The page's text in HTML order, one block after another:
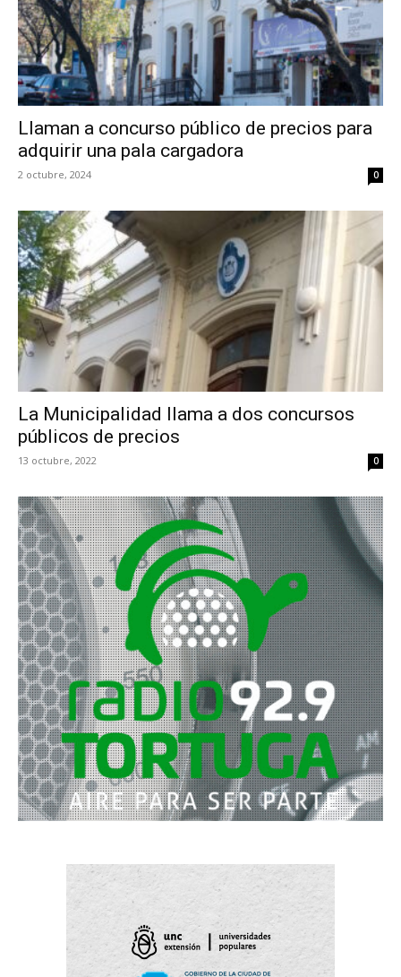
Llaman a concurso público de precios para
adquirir una pala cargadora
2 octubre, 2024 0
La Municipalidad llama a dos concursos
públicos de precios
13 octubre, 2022 0